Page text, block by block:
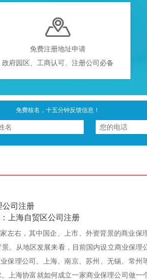

免费注册地址申请
政府园区、工商认可、注册公司必备
免费核名，十五分钟反馈信息！
司注册
上海自贸区公司注册
左右，其中国企、上市、外资背景的商业保
。从地区发展来看，目前国内设立商业保理
保理公司。上海、南京、苏州、无锡、常州
上海协富就如何成立一家商业保理公司做一